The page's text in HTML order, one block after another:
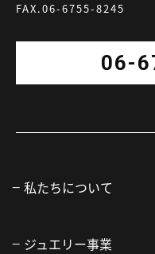
FAX.06-6755-8245
06-
私たちについて
ジュエリー事業